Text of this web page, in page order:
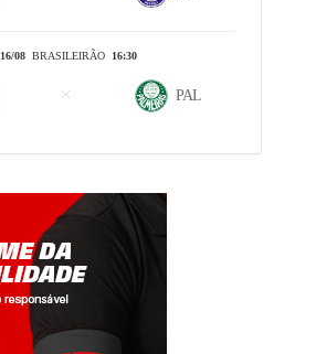
16/08BRASILEIRÃO 16:30
PAL